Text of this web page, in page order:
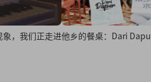
象，我们正走进他乡的餐桌：Dari